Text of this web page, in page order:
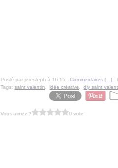
Posté par jeresteph à 16:15 - Commentaires [ ] -
Tags: saint valentin idée créative diy saint
Vous aimez ? 0 vote